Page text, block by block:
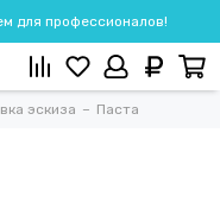
для профессионалов!
эскиза Паста